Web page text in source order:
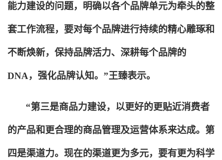
能力建设的问题，明确以各个品牌单元为牵头的整
套工作流程，要对每个品牌进行持续的精心雕琢和
不断焕新，保持品牌活力、深耕每个品牌的
DNA，强化品牌认知。”王臻表示。
“第三是商品力建设，以更好的更贴近消费者
的产品和更合理的商品管理及运营体系来达成。第
四是渠道力。现在的渠道更为多元，要有更为科学